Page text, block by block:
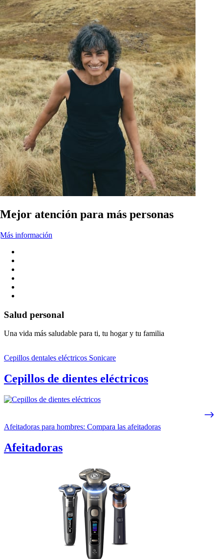
Mejor atención para más personas
Más información
Salud personal
Una vida más saludable para ti, tu hogar y tu familia
Cepillos dentales eléctricos Sonicare
Cepillos de dientes eléctricos
Afeitadoras para hombres: Compara las afeitadoras
Afeitadoras